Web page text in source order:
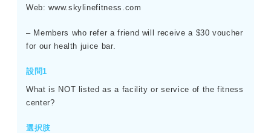
Web: www.skylinefitness.com
– Members who refer a friend will receive a $30 voucher
for our health juice bar.
設問1
What is NOT listed as a facility or service of the fitness
center?
選択肢